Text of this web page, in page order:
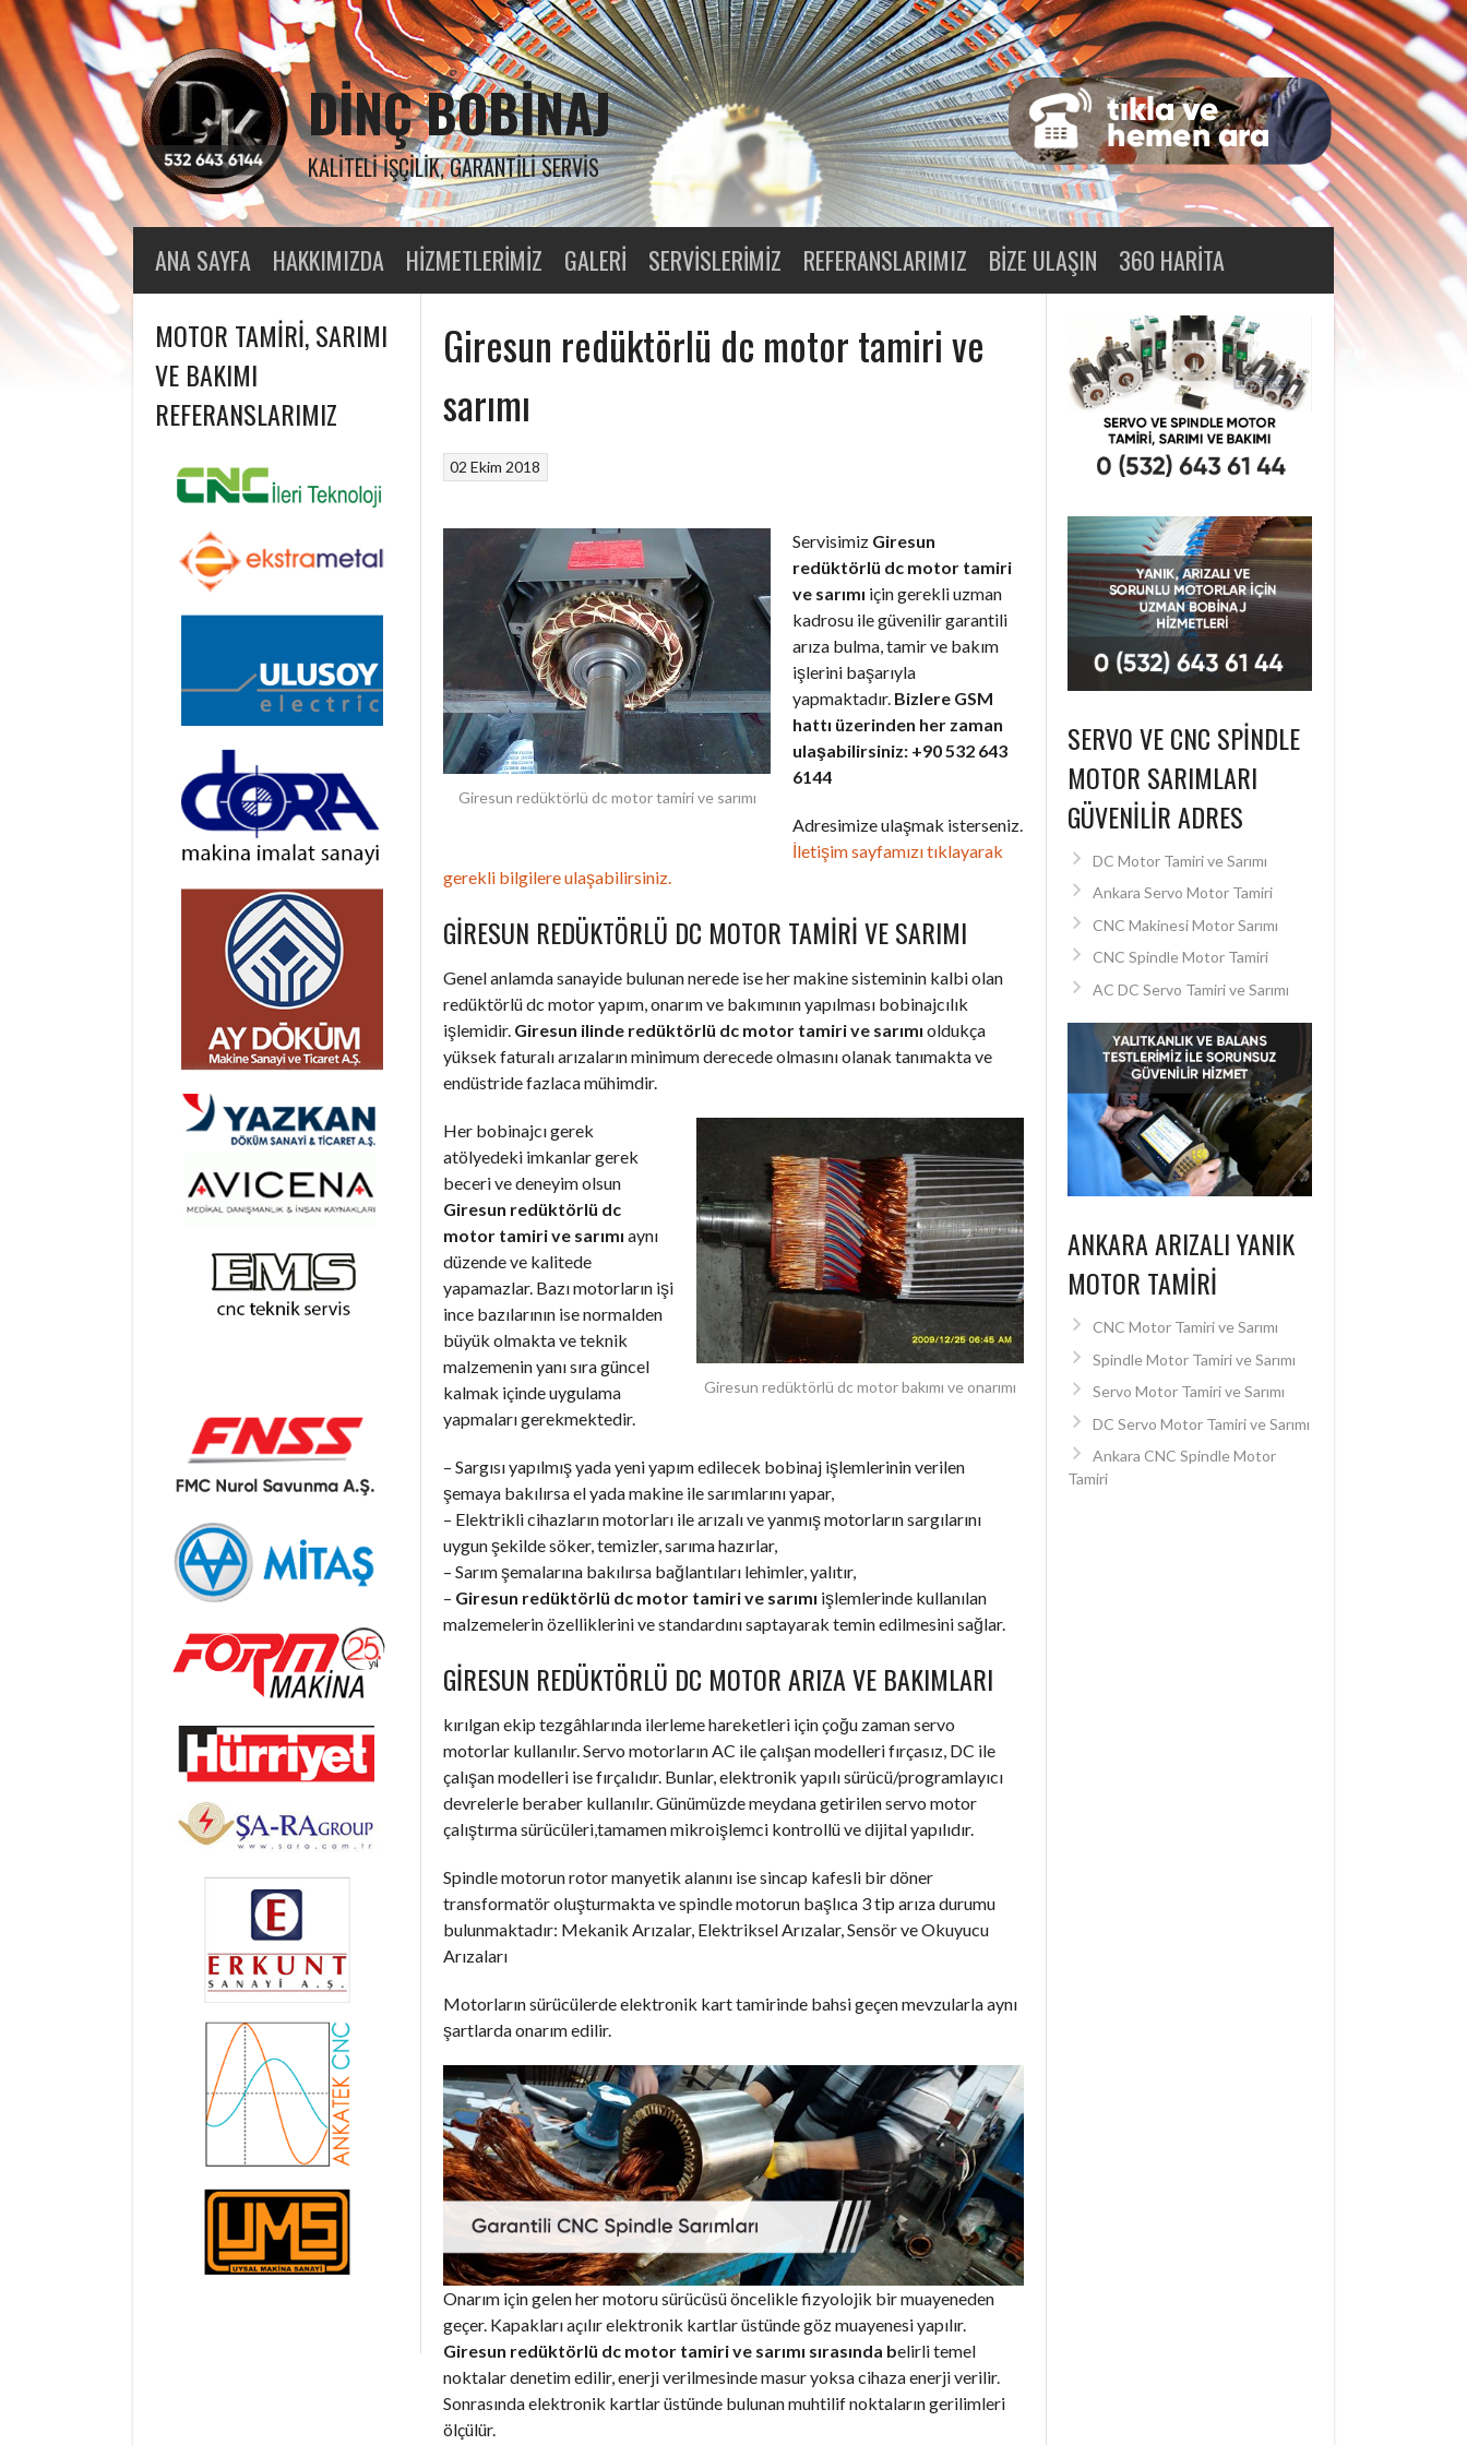
Skip
content
DINÇ BOBINAJ
KALITELI İŞÇILIK, GARANTILI SERVIS
ANA SAYFA HAKKIMIZDA HIZMETLERIMIZ GALERI SERVISLERIMIZ REFERANSLARIMIZ BIZE ULAŞIN 360 HARITA
Giresun redüktörlü dc motor tamiri ve
sarımı
02 Ekim 2018
Giresun redüktörlü dc motor tamiri ve sarımı
Servisimiz Giresun
redüktörlü dc motor tamiri
ve sarımı için gerekli uzman
kadrosu ile güvenilir garantili
arıza bulma, tamir ve bakım
işlerini başarıyla
yapmaktadır. Bizlere GSM
hattı üzerinden her zaman
ulaşabilirsiniz: +90 532 643
6144
Adresimize ulaşmak isterseniz.
İletişim sayfamızı tıklayarak
gerekli bilgilere ulaşabilirsiniz.
GIRESUN REDÜKTÖRLÜ DC MOTOR TAMIRI VE SARIMI
Genel anlamda sanayide bulunan nerede ise her makine sisteminin kalbi olan
redüktörlü dc motor yapım, onarım ve bakımının yapılması bobinajcılık
işlemidir. Giresun ilinde redüktörlü dc motor tamiri ve sarımı oldukça
yüksek faturalı arızaların minimum derecede olmasını olanak tanımakta ve
endüstride fazlaca mühimdir.
Giresun redüktörlü dc motor bakımı ve onarımı
Her bobinajcı gerek
atölyedeki imkanlar gerek
beceri ve deneyim olsun
Giresun redüktörlü dc
motor tamiri ve sarımı aynı
düzende ve kalitede
yapamazlar. Bazı motorların işi
ince bazılarının ise normalden
büyük olmakta ve teknik
malzemenin yanı sıra güncel
kalmak içinde uygulama
yapmaları gerekmektedir.
– Sargısı yapılmış yada yeni yapım edilecek bobinaj işlemlerinin verilen
şemaya bakılırsa el yada makine ile sarımlarını yapar,
– Elektrikli cihazların motorları ile arızalı ve yanmış motorların sargılarını
uygun şekilde söker, temizler, sarıma hazırlar,
– Sarım şemalarına bakılırsa bağlantıları lehimler, yalıtır,
– Giresun redüktörlü dc motor tamiri ve sarımı işlemlerinde kullanılan
malzemelerin özelliklerini ve standardını saptayarak temin edilmesini sağlar.
GIRESUN REDÜKTÖRLÜ DC MOTOR ARIZA VE BAKIMLARI
kırılgan ekip tezgâhlarında ilerleme hareketleri için çoğu zaman servo
motorlar kullanılır. Servo motorların AC ile çalışan modelleri fırçasız, DC ile
çalışan modelleri ise fırçalıdır. Bunlar, elektronik yapılı sürücü/programlayıcı
devrelerle beraber kullanılır. Günümüzde meydana getirilen servo motor
çalıştırma sürücüleri,tamamen mikroişlemci kontrollü ve dijital yapılıdır.
Spindle motorun rotor manyetik alanını ise sincap kafesli bir döner
transformatör oluşturmakta ve spindle motorun başlıca 3 tip arıza durumu
bulunmaktadır: Mekanik Arızalar, Elektriksel Arızalar, Sensör ve Okuyucu
Arızaları
Motorların sürücülerde elektronik kart tamirinde bahsi geçen mevzularla aynı
şartlarda onarım edilir.
Onarım için gelen her motoru sürücüsü öncelikle fizyolojik bir muayeneden
geçer. Kapakları açılır elektronik kartlar üstünde göz muayenesi yapılır.
Giresun redüktörlü dc motor tamiri ve sarımı sırasında belirli temel
noktalar denetim edilir, enerji verilmesinde masur yoksa cihaza enerji verilir.
Sonrasında elektronik kartlar üstünde bulunan muhtilif noktaların gerilimleri
ölçülür.
MOTOR TAMIRI, SARIMI
VE BAKIMI
REFERANSLARIMIZ
SERVO VE CNC SPINDLE
MOTOR SARIMLARI
GÜVENILIR ADRES
DC Motor Tamiri ve Sarımı
Ankara Servo Motor Tamiri
CNC Makinesi Motor Sarımı
CNC Spindle Motor Tamiri
AC DC Servo Tamiri ve Sarımı
ANKARA ARIZALI YANIK
MOTOR TAMIRI
CNC Motor Tamiri ve Sarımı
Spindle Motor Tamiri ve Sarımı
Servo Motor Tamiri ve Sarımı
DC Servo Motor Tamiri ve Sarımı
Ankara CNC Spindle Motor
Tamiri